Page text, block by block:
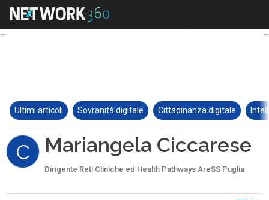
Ultimi articoli Sovranità digitale Cittadinanza digitale
C Mariangela Ciccarese
Dirigente Reti Cliniche ed Health Pathways AreSS Puglia